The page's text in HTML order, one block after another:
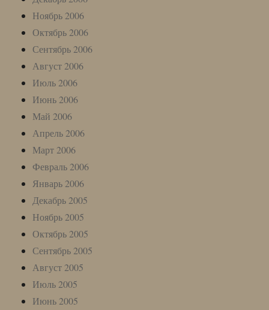
Ноябрь 2006
Октябрь 2006
Сентябрь 2006
Август 2006
Июль 2006
Июнь 2006
Май 2006
Апрель 2006
Март 2006
Февраль 2006
Январь 2006
Декабрь 2005
Ноябрь 2005
Октябрь 2005
Сентябрь 2005
Август 2005
Июль 2005
Июнь 2005